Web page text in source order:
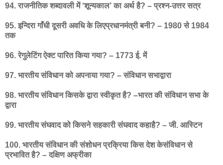
94. राजनीतिक शब्दावली में ‘शून्यकाल’ का अर्थ है? – प्रश्न-उत्तर सत्र
95. इन्दिरा गाँधी दूसरी अवधि के लिएप्रधानमंत्री बनी? – 1980 से 1984
तक
96. रेगुलेटिंग ऐक्ट पारित किया गया? – 1773 ई. में
97. भारतीय संविधान को अपनाया गया? – संविधान सभाद्वारा
98. भारतीय संविधान किसके द्वारा स्वीकृत है? –भारत की संविधान सभा के
द्वारा
99. भारतीय संघवाद को किसने सहकारी संघवाद कहाहै? – जी. आस्टिन
100. भारतीय संविधान की संशोधन प्रक्रिया किस देश केसंविधान से
प्रभावित है? – दक्षिण अफ्रीका